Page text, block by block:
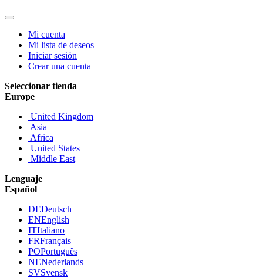
Mi cuenta
Mi lista de deseos
Iniciar sesión
Crear una cuenta
Seleccionar tienda
Europe
United Kingdom
Asia
Africa
United States
Middle East
Lenguaje
Español
DEDeutsch
ENEnglish
ITItaliano
FRFrançais
POPortuguês
NENederlands
SVSvensk